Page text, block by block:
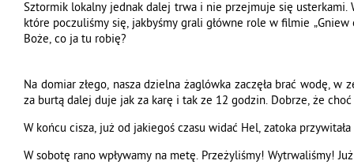
Sztormik lokalny jednak dalej trwa i nie przejmuje się
które poczuliśmy się, jakbyśmy grali główne role w filmie
Boże, co ja tu robię?
Na domiar złego, nasza dzielna żaglówka zaczęła brać wodę, w
za burtą dalej duje jak za karę i tak ze 12 godzin. Dobrze, że choć
W końcu cisza, już od jakiegoś czasu widać Hel, zatoka przywitała
W sobotę rano wpływamy na metę. Przeżyliśmy! Wytrwaliśmy!